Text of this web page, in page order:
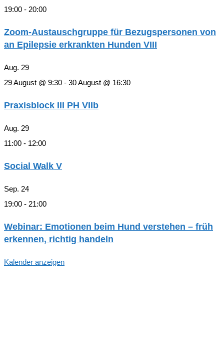
19:00 - 20:00
Zoom-Austauschgruppe für Bezugspersonen von
an Epilepsie erkrankten Hunden VIII
Aug. 29
29 August @ 9:30 - 30 August @ 16:30
Praxisblock III PH VIIb
Aug. 29
11:00 - 12:00
Social Walk V
Sep. 24
19:00 - 21:00
Webinar: Emotionen beim Hund verstehen – früh
erkennen, richtig handeln
Kalender anzeigen